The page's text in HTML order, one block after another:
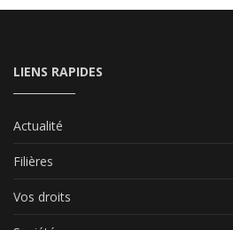
LIENS RAPIDES
Actualité
Filières
Vos droits